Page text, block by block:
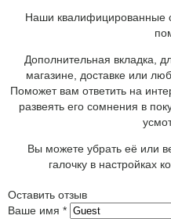
Наши квалифицированные
Дополнительная вкладка,
магазине, доставке или
Поможет вам ответить на
развеять его сомнения в
Вы можете убрать её или
галочку в настройках
Оставить отзыв
Ваше имя *